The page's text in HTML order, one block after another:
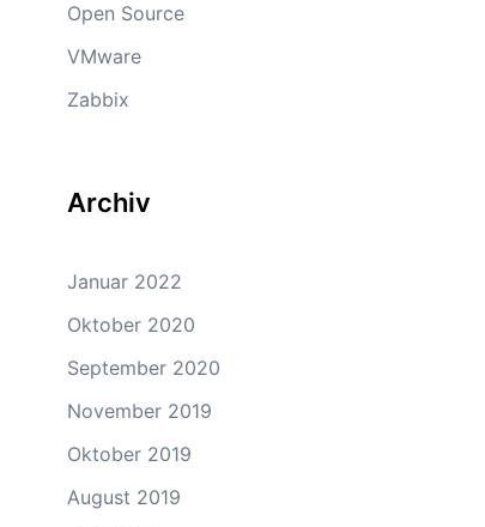
Open Source
VMware
Zabbix
Archiv
Januar 2022
Oktober 2020
September 2020
November 2019
Oktober 2019
August 2019